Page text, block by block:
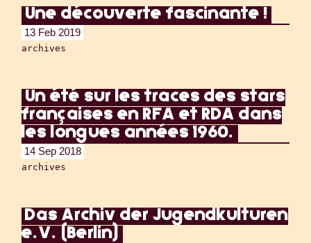
Une découverte fascinante !
13 Feb 2019
archives
Un été sur les traces des stars
françaises en RFA et RDA dans
les longues années 1960.
14 Sep 2018
archives
Das Archiv der Jugendkulturen
e.V. (Berlin)